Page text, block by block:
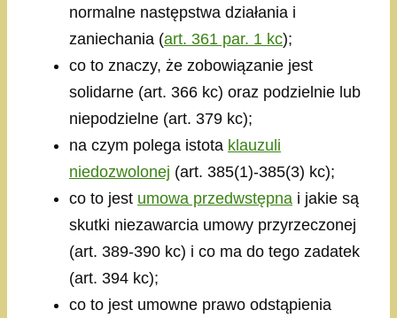
normalne następstwa działania i
zaniechania (art. 361 par. 1 kc);
co to znaczy, że zobowiązanie jest
solidarne (art. 366 kc) oraz podzielnie lub
niepodzielne (art. 379 kc);
na czym polega istota klauzuli
niedozwolonej (art. 385(1)-385(3) kc);
co to jest umowa przedwstępna i jakie są
skutki niezawarcia umowy przyrzeczonej
(art. 389-390 kc) i co ma do tego zadatek
(art. 394 kc);
co to jest umowne prawo odstąpienia